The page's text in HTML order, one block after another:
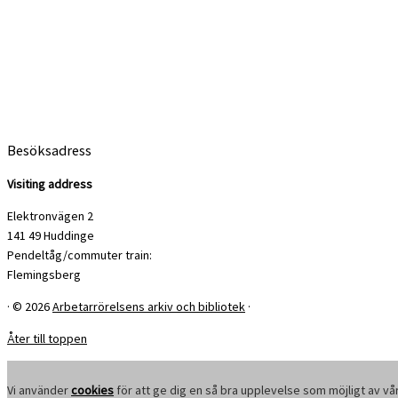
Besöksadress
Visiting address
Elektronvägen 2
141 49 Huddinge
Pendeltåg/commuter train:
Flemingsberg
· © 2026Arbetarrörelsens arkiv och bibliotek ·
Åter till toppen
Vi användercookies för att ge dig en så bra upplevelse som möjligt av